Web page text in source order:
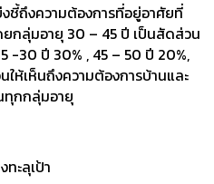
ชี้ถึงความต้องการที่อยู่อาศัยที่
กลุ่มอายุ 30 – 45 ปี เป็นสัดส่วน
-30 ปี 30% , 45 – 50 ปี 20%,
ให้เห็นถึงความต้องการบ้านและ
ทุกกลุ่มอายุ
ะลุเป้า